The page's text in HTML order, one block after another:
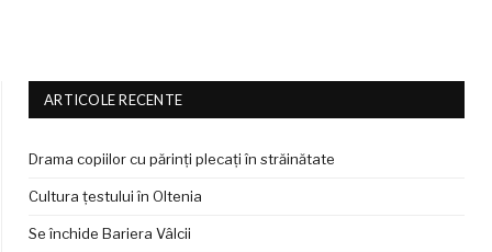
ARTICOLE RECENTE
Drama copiilor cu părinți plecați în străinătate
Cultura țestului în Oltenia
Se închide Bariera Vâlcii